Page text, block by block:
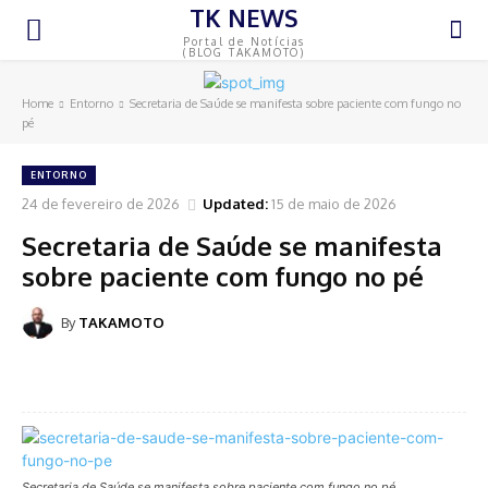
TK NEWS
Portal de Notícias
(BLOG TAKAMOTO)
Home Entorno
Secretaria de Saúde se manifesta sobre paciente com fungo no
pé
ENTORNO
24 de fevereiro de 2026 Updated:15 de maio de 2026
Secretaria de Saúde se manifesta
sobre paciente com fungo no pé
By TAKAMOTO